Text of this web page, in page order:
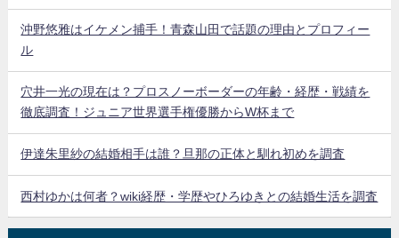
沖野悠雅はイケメン捕手！青森山田で話題の理由とプロフィー
ル
穴井一光の現在は？プロスノーボーダーの年齢・経歴・戦績を
徹底調査！ジュニア世界選手権優勝からW杯まで
伊達朱里紗の結婚相手は誰？旦那の正体と馴れ初めを調査
西村ゆかは何者？wiki経歴・学歴やひろゆきとの結婚生活を調査